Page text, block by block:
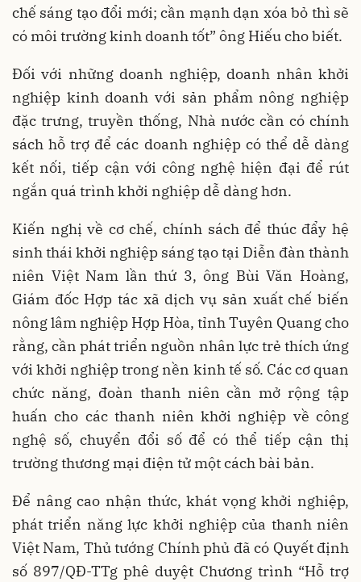
chế sáng tạo đổi mới; cần mạnh dạn xóa bỏ thì sẽ
có môi trường kinh doanh tốt” ông Hiếu cho biết.
Đối với những doanh nghiệp, doanh nhân khởi
nghiệp kinh doanh với sản phẩm nông nghiệp
đặc trưng, truyền thống, Nhà nước cần có chính
sách hỗ trợ để các doanh nghiệp có thể dễ dàng
kết nối, tiếp cận với công nghệ hiện đại để rút
ngắn quá trình khởi nghiệp dễ dàng hơn.
Kiến nghị về cơ chế, chính sách để thúc đẩy hệ
sinh thái khởi nghiệp sáng tạo tại Diễn đàn thành
niên Việt Nam lần thứ 3, ông Bùi Văn Hoàng,
Giám đốc Hợp tác xã dịch vụ sản xuất chế biến
nông lâm nghiệp Hợp Hòa, tỉnh Tuyên Quang cho
rằng, cần phát triển nguồn nhân lực trẻ thích ứng
với khởi nghiệp trong nền kinh tế số. Các cơ quan
chức năng, đoàn thanh niên cần mở rộng tập
huấn cho các thanh niên khởi nghiệp về công
nghệ số, chuyển đổi số để có thể tiếp cận thị
trường thương mại điện tử một cách bài bản.
Để nâng cao nhận thức, khát vọng khởi nghiệp,
phát triển năng lực khởi nghiệp của thanh niên
Việt Nam, Thủ tướng Chính phủ đã có Quyết định
số 897/QĐ-TTg phê duyệt Chương trình “Hỗ trợ